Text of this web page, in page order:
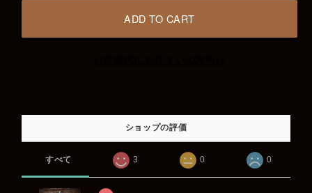
ADD TO CART
ショップの評価
すべて 3 0 0